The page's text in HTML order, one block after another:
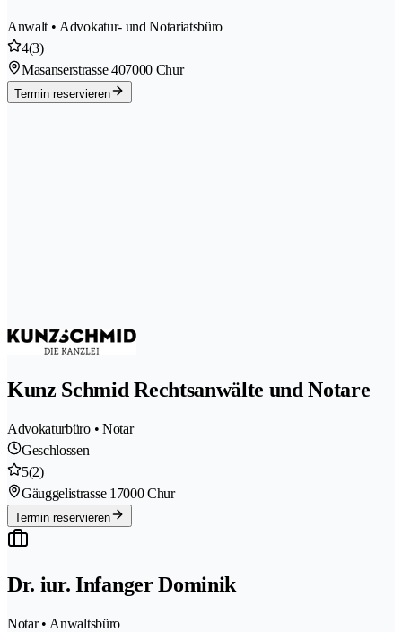
Anwalt • Advokatur- und Notariatsbüro
4(3)
Masanserstrasse 407000 Chur
Termin reservieren
Kunz Schmid Rechtsanwälte und Notare
Advokaturbüro • Notar
Geschlossen
5(2)
Gäuggelistrasse 1 7000 Chur
Termin reservieren
Dr. iur. Infanger Dominik
Notar • Anwaltsbüro